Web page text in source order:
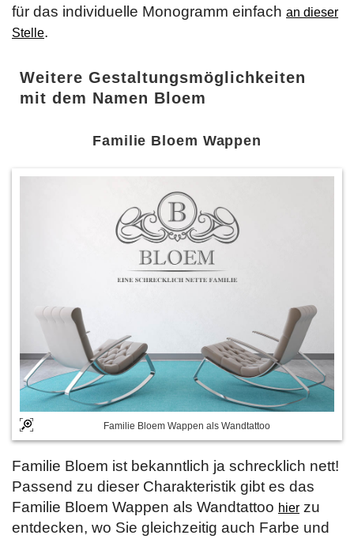
für das individuelle Monogramm einfach an dieser
Stelle.
Weitere Gestaltungsmöglichkeiten
mit dem Namen Bloem
Familie Bloem Wappen
Familie Bloem Wappen als Wandtattoo
Familie Bloem ist bekanntlich ja schrecklich nett!
Passend zu dieser Charakteristik gibt es das
Familie Bloem Wappen als Wandtattoo hier zu
entdecken, wo Sie gleichzeitig auch Farbe und